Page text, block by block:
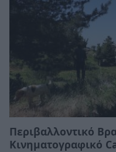
Περιβαλλοντικό
Κινηματογραφικό